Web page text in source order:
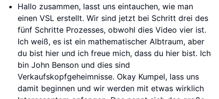
Hallo zusammen, lasst uns eintauchen, wie man
einen VSL erstellt. Wir sind jetzt bei Schritt drei des
fünf Schritte Prozesses, obwohl dies Video vier ist.
Ich weiß, es ist ein mathematischer Albtraum, aber
du bist hier und ich freue mich, dass du hier bist. Ich
bin John Benson und dies sind
Verkaufskopfgeheimnisse. Okay Kumpel, lass uns
damit beginnen und wir werden mit etwas wirklich